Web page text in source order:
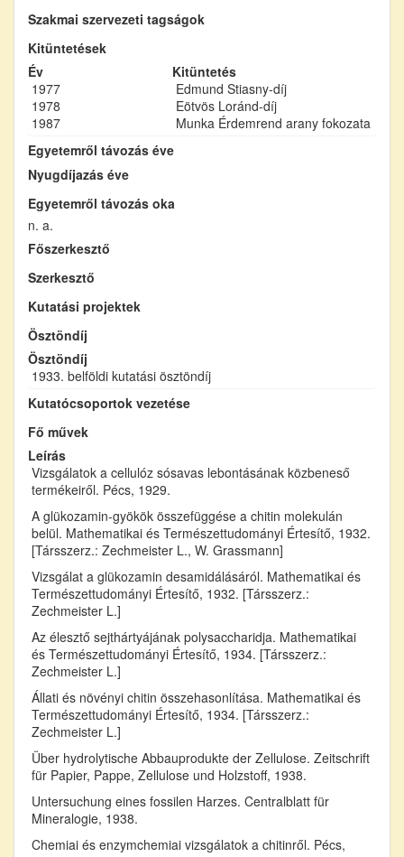
Szakmai szervezeti tagságok
Kitüntetések
Év
Kitüntetés
1977
Edmund Stiasny-díj
1978
Eötvös Loránd-díj
1987
Munka Érdemrend arany fokozata
Egyetemről távozás éve
Nyugdíjazás éve
Egyetemről távozás oka
n. a.
Főszerkesztő
Szerkesztő
Kutatási projektek
Ösztöndíj
Ösztöndíj
1933. belföldi kutatási ösztöndíj
Kutatócsoportok vezetése
Fő művek
Leírás
Vizsgálatok a cellulóz sósavas lebontásának közbeneső
termékeiről. Pécs, 1929.
A glükozamin-gyökök összefüggése a chitin molekulán
belül. Mathematikai és Természettudományi Értesítő, 1932.
[Társszerz.: Zechmeister L., W. Grassmann]
Vizsgálat a glükozamin desamidálásáról. Mathematikai és
Természettudományi Értesítő, 1932. [Társszerz.:
Zechmeister L.]
Az élesztő sejthártyájának polysaccharidja. Mathematikai
és Természettudományi Értesítő, 1934. [Társszerz.:
Zechmeister L.]
Állati és növényi chitin összehasonlítása. Mathematikai és
Természettudományi Értesítő, 1934. [Társszerz.:
Zechmeister L.]
Über hydrolytische Abbauprodukte der Zellulose. Zeitschrift
für Papier, Pappe, Zellulose und Holzstoff, 1938.
Untersuchung eines fossilen Harzes. Centralblatt für
Mineralogie, 1938.
Chemiai és enzymchemiai vizsgálatok a chitinről. Pécs,